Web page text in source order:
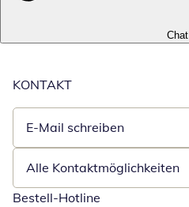
Chat
KONTAKT
E-Mail schreiben
Öffnet E-Mail-Client
Alle Kontaktmöglichkeiten
Bestell-Hotline